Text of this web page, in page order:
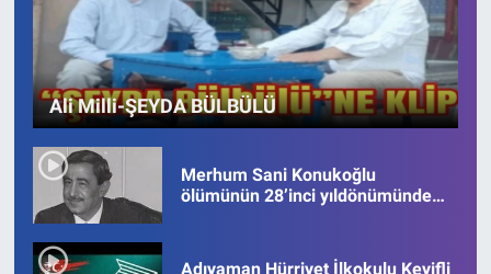
Ali Milli-ŞEYDA BÜLBÜLÜ
Merhum Sani Konukoğlu
ölümünün 28’inci yıldönümünde
Adıyaman Hürriyet İlkokulu Keyifli